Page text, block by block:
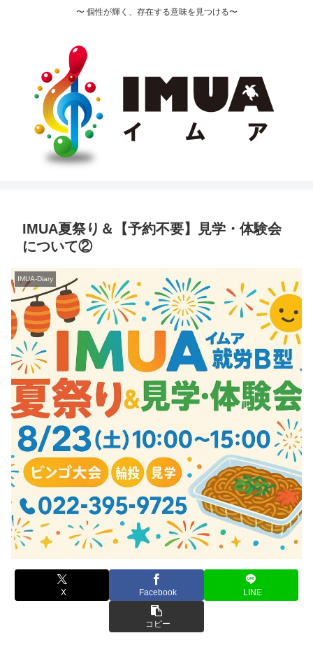
〜 個性が輝く、存在する意味を見つける〜
IMUA夏祭り＆【予約不要】見学・体験会
について②
IMUA-Diary
X Facebook LINE
コピー